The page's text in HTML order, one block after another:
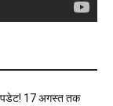
अपडेट! 17 अगस्त तक